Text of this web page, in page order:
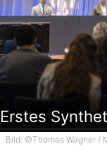
Erstes
Bild: ©Thomas Wagner /